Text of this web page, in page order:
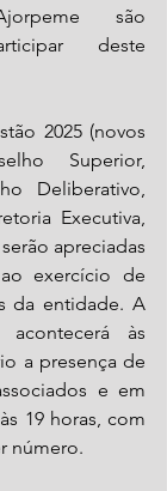
são
deste
2025 (novos
Superior,
Deliberativo,
Executiva,
apreciadas
exercício de
da entidade. A
acontecerá às
a presença de
e em
19 horas, com
número.